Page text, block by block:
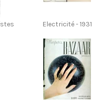
Electricité - 1931